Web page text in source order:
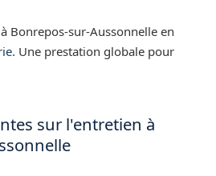
Bonrepos-sur-Aussonnelle en
. Une prestation globale pour
sur l'entretien à